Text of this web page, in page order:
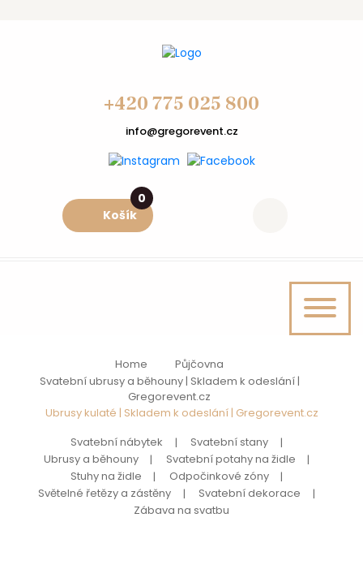
+420 775 025 800
info@gregorevent.cz
Košík
0
Home
Půjčovna
Svatební ubrusy a běhouny | Skladem k odeslání |
Gregorevent.cz
Ubrusy kulaté | Skladem k odeslání | Gregorevent.cz
Svatební nábytek
Svatební stany
Ubrusy a běhouny
Svatební potahy na židle
Stuhy na židle
Odpočinkové zóny
Světelné řetězy a zástěny
Svatební dekorace
Zábava na svatbu